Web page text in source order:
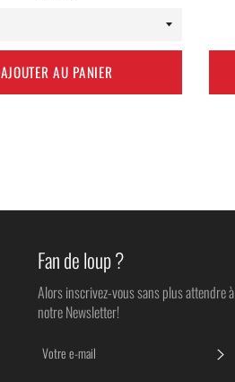
AJOUTER AU PANIER
Fan de loup ?
Alors inscrivez-vous sans plus attendre à
notre Newsletter!